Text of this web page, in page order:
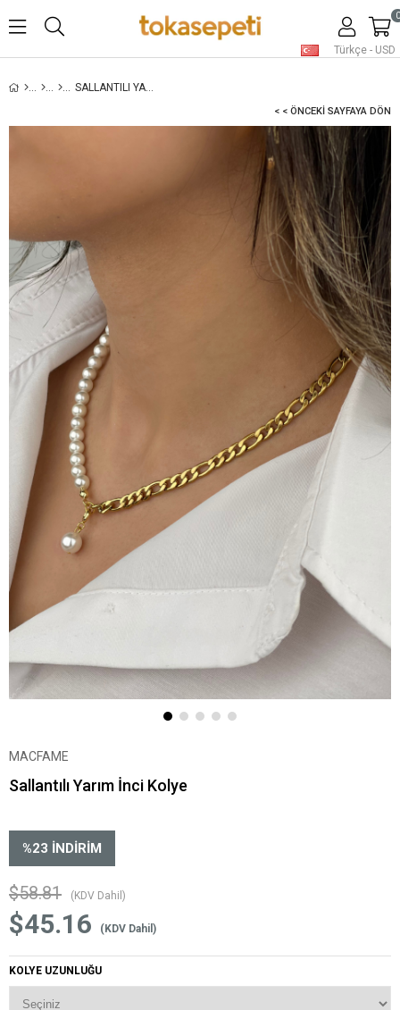
Türkçe - USD
0
SALLANTILI YARIM İNCI KOLYE
< < ÖNCEKI SAYFAYA DÖN
MACFAME
Sallantılı Yarım İnci Kolye
%23 İNDIRIM
$58.81 (KDV Dahil)
$45.16 (KDV Dahil)
KOLYE UZUNLUĞU